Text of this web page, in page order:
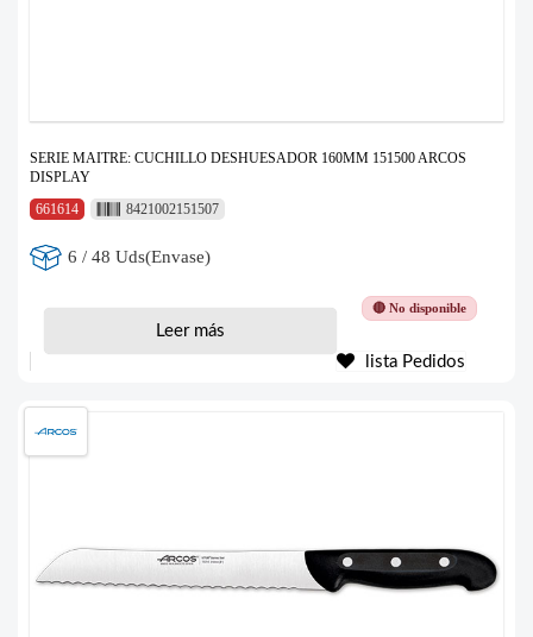
SERIE MAITRE: CUCHILLO DESHUESADOR 160MM 151500 ARCOS
DISPLAY
661614
8421002151507
6 / 48 Uds(Envase)
🔴 No disponible
Leer más
lista Pedidos